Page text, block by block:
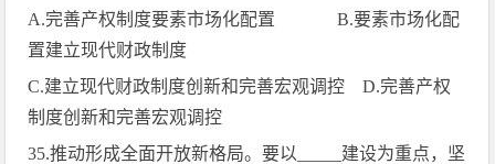
A.完善产权制度要素市场化配置 B.要素市场化配
置建立现代财政制度
C.建立现代财政制度创新和完善宏观调控 D.完善产权
制度创新和完善宏观调控
35.推动形成全面开放新格局。要以
建设为重点，坚